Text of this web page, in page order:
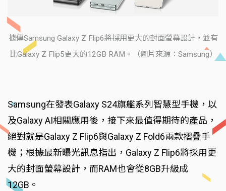
據傳Samsung Galaxy Z Flip6將採用更大的封面螢幕設計，並有
比Galaxy Z Flip5更大的12GB RAM。（圖片來源：Samsung）
Samsung在發表Galaxy S24旗艦系列智慧型手機，以
及Galaxy AI相關應用後，接下來最值得期待的產品，
絕對就是Galaxy Z Flip6與Galaxy Z Fold6兩款摺疊手
機；根據最新曝光訊息指出，Galaxy Z Flip6將採用更
大的封面螢幕設計，而RAM也會從8GB升級成
12GB。